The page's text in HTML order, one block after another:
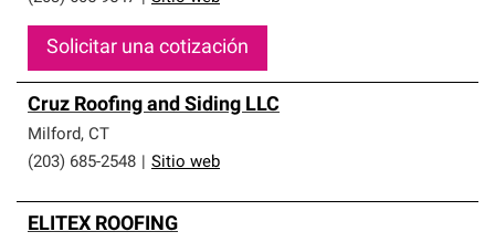
Solicitar una cotización
Cruz Roofing and Siding LLC
Milford, CT
(203) 685-2548
Sitio web
ELITEX ROOFING